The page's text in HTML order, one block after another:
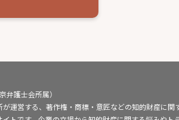
弁護士会所属）
運営する、著作権・商標・意匠などの知的財産に関